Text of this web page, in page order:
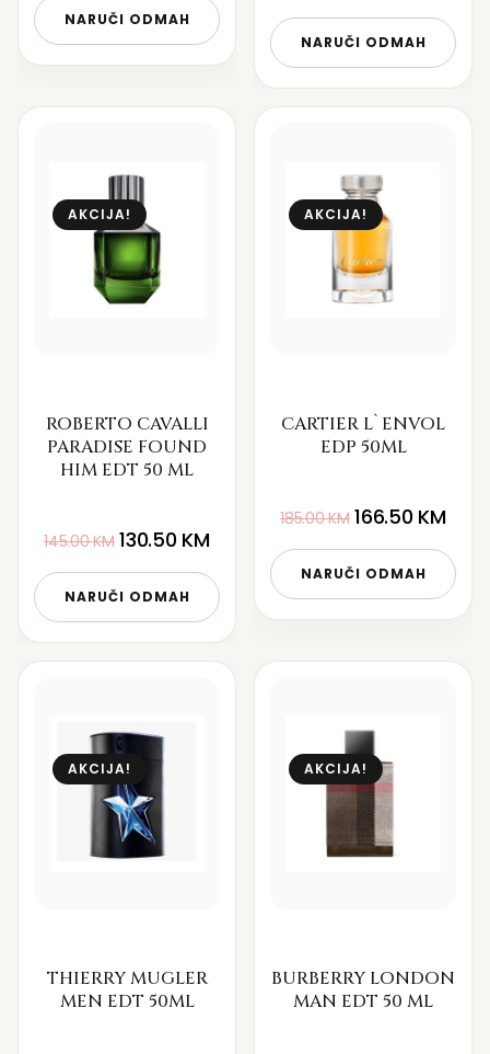
NARUČI ODMAH
NARUČI ODMAH
AKCIJA!
ROBERTO CAVALLI
PARADISE FOUND
HIM EDT 50 ML
145.00KM 130.50 KM
NARUČI ODMAH
AKCIJA!
CARTIER L`ENVOL
EDP 50ML
185.00KM 166.50 KM
NARUČI ODMAH
AKCIJA!
THIERRY MUGLER
MEN EDT 50ML
AKCIJA!
BURBERRY LONDON
MAN EDT 50 ML